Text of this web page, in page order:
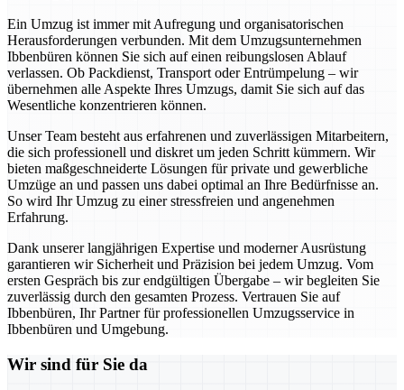
Ein Umzug ist immer mit Aufregung und organisatorischen
Herausforderungen verbunden. Mit dem Umzugsunternehmen
Ibbenbüren können Sie sich auf einen reibungslosen Ablauf
verlassen. Ob Packdienst, Transport oder Entrümpelung – wir
übernehmen alle Aspekte Ihres Umzugs, damit Sie sich auf das
Wesentliche konzentrieren können.
Unser Team besteht aus erfahrenen und zuverlässigen Mitarbeitern,
die sich professionell und diskret um jeden Schritt kümmern. Wir
bieten maßgeschneiderte Lösungen für private und gewerbliche
Umzüge an und passen uns dabei optimal an Ihre Bedürfnisse an.
So wird Ihr Umzug zu einer stressfreien und angenehmen
Erfahrung.
Dank unserer langjährigen Expertise und moderner Ausrüstung
garantieren wir Sicherheit und Präzision bei jedem Umzug. Vom
ersten Gespräch bis zur endgültigen Übergabe – wir begleiten Sie
zuverlässig durch den gesamten Prozess. Vertrauen Sie auf
Ibbenbüren, Ihr Partner für professionellen Umzugsservice in
Ibbenbüren und Umgebung.
Wir sind für Sie da